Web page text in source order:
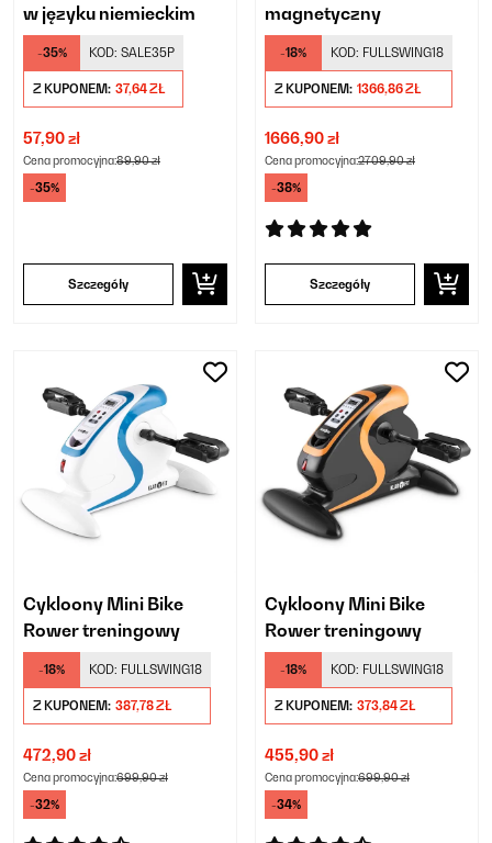
w języku niemieckim
-35% KOD: SALE35P
Z KUPONEM: 37,64 ZŁ
57,90 zł
Cena promocyjna:89,90 zł
-35%
Szczegóły
magnetyczny
-18% KOD: FULLSWING18
Z KUPONEM: 1366,86 ZŁ
1666,90 zł
Cena promocyjna:2709,90 zł
-38%
Szczegóły
Cykloony Mini Bike
Rower treningowy
-18% KOD: FULLSWING18
Z KUPONEM: 387,78 ZŁ
472,90 zł
Cena promocyjna:699,90 zł
-32%
Cykloony Mini Bike
Rower treningowy
-18% KOD: FULLSWING18
Z KUPONEM: 373,84 ZŁ
455,90 zł
Cena promocyjna:699,90 zł
-34%